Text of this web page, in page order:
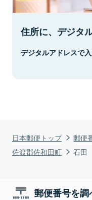
日本郵便トップ 郵便
佐渡郡佐和田町
石田
住所に、デジタ
デジタルアドレスで
郵便番号を調